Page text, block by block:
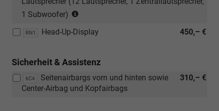
1 Subwoofer)
Verbindung
Reservenotrad)
RN1 450,– €
Head-Up-Display
Sicherheit & Assistenz
6C4 310,– €
Seitenairbargs vorn und hinten sowie
Center-Airbag und Kopfairbags